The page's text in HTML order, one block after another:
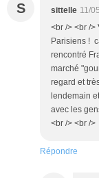
S sittelle 11/
<br /> <br />
Parisiens !
rencontré
marché
regard et
lendemain
avec les
<br /> <br />
Répondre